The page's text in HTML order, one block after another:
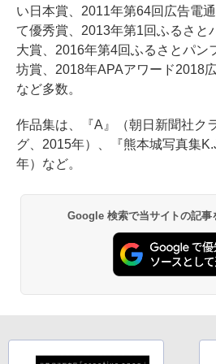
い日本賞、2011年第64回広告電
て優秀賞、2013年第1回ふるさと
大賞、2016年第4回ふるさとパン
坊賞、2018年APAアワード2018
など多数。
作品集は、『A』（朝日新聞社ク
グ、2015年）、『熊本城写真集
年）など。
Google 検索で当サイトの記事